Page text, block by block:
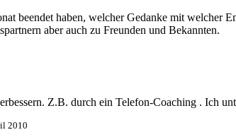
beendet haben, welcher Gedanke mit
aber auch zu Freunden und Bekannten.
Z.B. durch ein Telefon-Coaching . Ich
2010